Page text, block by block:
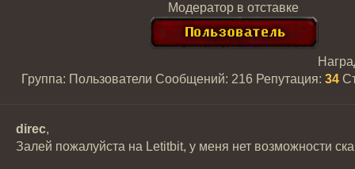
Модератор в отставке
Группа: Пользователи Сообщений: 216 Репутация: 34
direc,
Залей пожалуйста на Letitbit, у меня нет возможности